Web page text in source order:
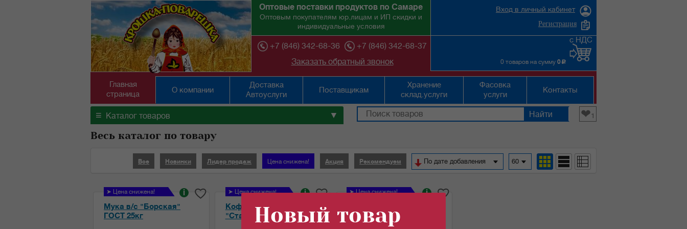
Оптовые поставки продуктов по Самаре
Оптовым покупателям юр.лицам и ИП скидки и
индивидуальные условия
+7 (846) 342-68-36
+7 (846) 342-68-37
Заказать обратный звонок
Вход в личный кабинет
Регистрация
0 товаров на сумму 0 c
с НДС
Главная
страница
О компании
Доставка
Автоуслуги
Поставщикам
Хранение
склад.услуги
Фасовка
услуги
Контакты
≡ Каталог товаров ▼ ❤1
Весь каталог по товару
60
По дате добавления
Рекомендуем
Акция
Цена снижена!
Лидер продаж
Новинки
Все
➤ Цена снижена!
Мука в/с "Борская"
ГОСТ 25кг
i ➤ Цена снижена!
Кофейный напиток
"Старая мельница"...
i ➤ Цена снижена!
ГОСТ 50кг
i
Новый товар